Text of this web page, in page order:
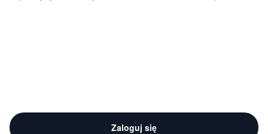
Zaloguj się